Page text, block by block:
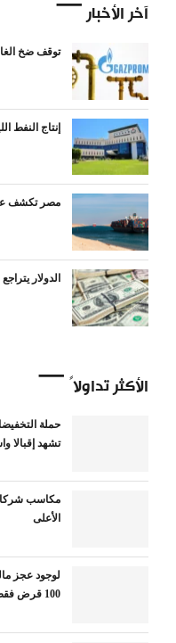
آخر الأخبار
توقف ضخ
إنتاج النفط
مصر تكشف عن
الدولار يتراجع
الأكثر تداولاً
حملة
تشهد إقبالا
مكاسب شركات
الأعلى
لوجود عجز
100 قرض فقط للإعلان عنهم قريبا